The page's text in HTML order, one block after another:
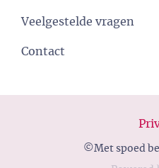
Veelgestelde vragen
Contact
©Met spoed